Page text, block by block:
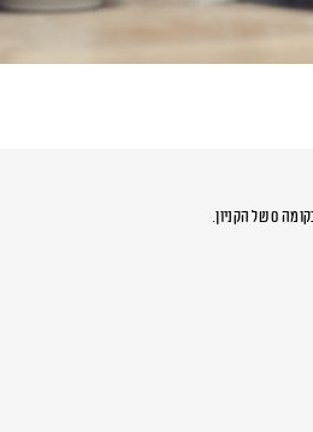
הקניון.